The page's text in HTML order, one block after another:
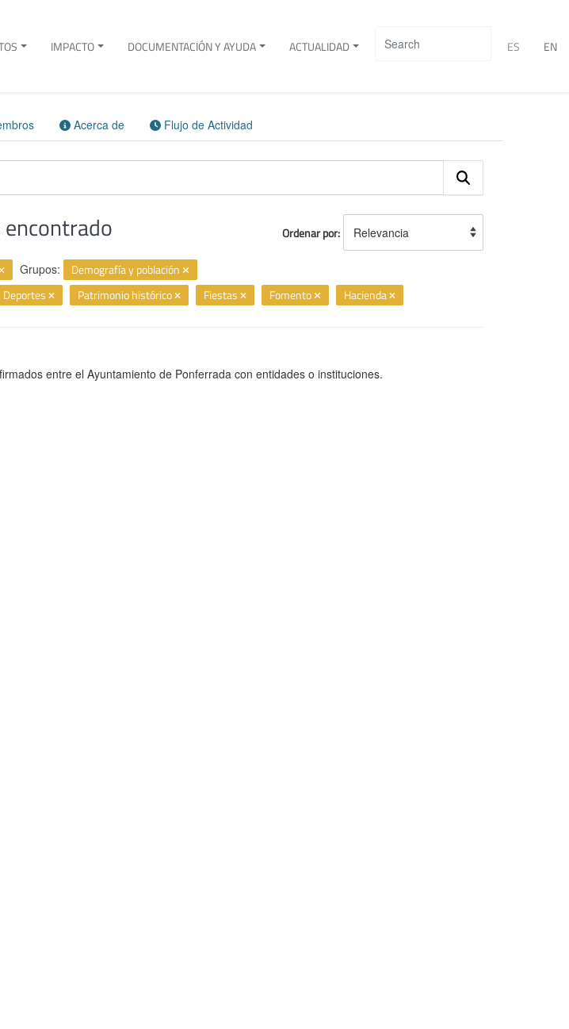
ES EN
IMPACTO DOCUMENTACIÓN Y AYUDA ACTUALIDAD
Acerca de Flujo de Actividad
Ordenar por
Grupos:
Demografía y población
Deportes Patrimonio histórico Fiestas Fomento Hacienda
entre el Ayuntamiento de Ponferrada con entidades o instituciones.